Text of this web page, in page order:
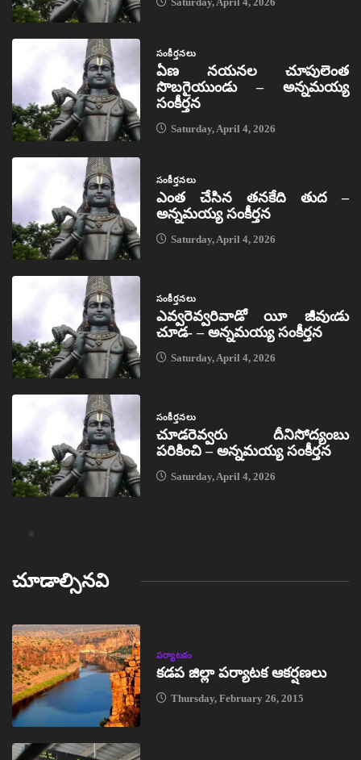
సంకీర్తనలు
ఏణ నయనల చూపులెంత
సొబగైయుండు – అన్నమయ్య
సంకీర్తన
Saturday, April 4, 2026
సంకీర్తనలు
ఎంత చేసిన తనకేది తుద –
అన్నమయ్య సంకీర్తన
Saturday, April 4, 2026
సంకీర్తనలు
ఎవ్వరెవ్వరివాడో యీ జీవుఁడు
చూడ- – అన్నమయ్య సంకీర్తన
Saturday, April 4, 2026
సంకీర్తనలు
చూడరెవ్వరు దీనిసోద్యంబు
పరికించి – అన్నమయ్య సంకీర్తన
Saturday, April 4, 2026
చూడాల్సినవి
పర్యాటకం
కడప జిల్లా పర్యాటక ఆకర్షణలు
Thursday, February 26, 2015